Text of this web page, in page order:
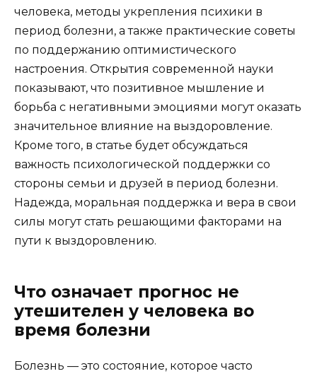
человека, методы укрепления психики в
период болезни, а также практические советы
по поддержанию оптимистического
настроения. Открытия современной науки
показывают, что позитивное мышление и
борьба с негативными эмоциями могут оказать
значительное влияние на выздоровление.
Кроме того, в статье будет обсуждаться
важность психологической поддержки со
стороны семьи и друзей в период болезни.
Надежда, моральная поддержка и вера в свои
силы могут стать решающими факторами на
пути к выздоровлению.
Что означает прогнос не
утешителен у человека во
время болезни
Болезнь — это состояние, которое часто